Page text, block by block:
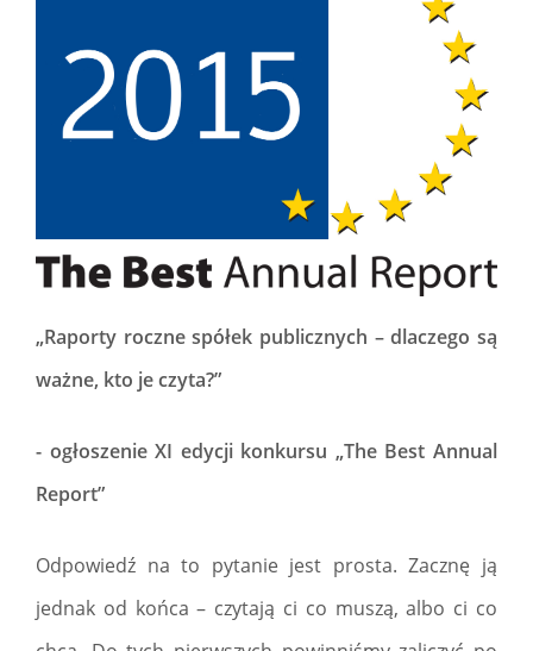
„Raporty roczne spółek publicznych – dlaczego są
ważne, kto je czyta?”
- ogłoszenie XI edycji konkursu „The Best Annual
Report”
Odpowiedź na to pytanie jest prosta. Zacznę ją
jednak od końca – czytają ci co muszą, albo ci co